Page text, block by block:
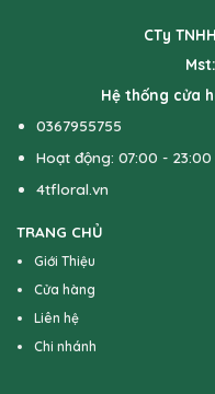
CTy
Hệ thống cửa
0367955755
Hoạt động: 07:00 - 23:00
4tfloral.vn
TRANG CHỦ
Giới Thiệu
Cửa hàng
Liên hệ
Chi nhánh